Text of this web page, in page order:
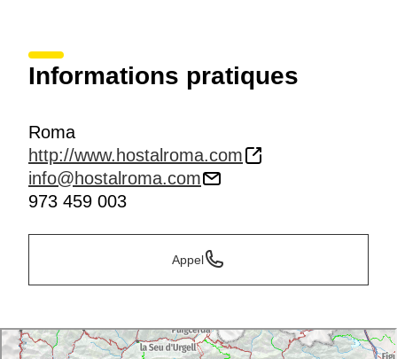
Informations pratiques
Roma
http://www.hostalroma.com
info@hostalroma.com
973 459 003
Appel